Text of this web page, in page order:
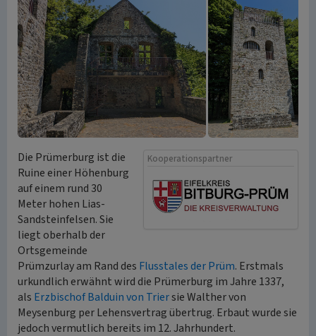
Kooperationspartner
Die Prümerburg ist die
Ruine einer Höhenburg
auf einem rund 30
Meter hohen Lias-
Sandsteinfelsen. Sie
liegt oberhalb der
Ortsgemeinde
Prümzurlay am Rand des Flusstales der Prüm. Erstmals
urkundlich erwähnt wird die Prümerburg im Jahre 1337,
als Erzbischof Balduin von Triersie Walther von
Meysenburg per Lehensvertrag übertrug. Erbaut wurde sie
jedoch vermutlich bereits im 12. Jahrhundert.